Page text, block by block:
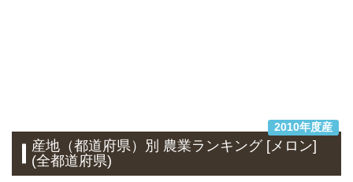
2010年度産
産地（都道府県）別 農業ランキング [メロン]
(全都道府県)